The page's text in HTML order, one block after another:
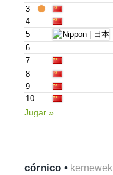
3
4
5
6
7
8
9
10
Jugar »
córnico • kernewek